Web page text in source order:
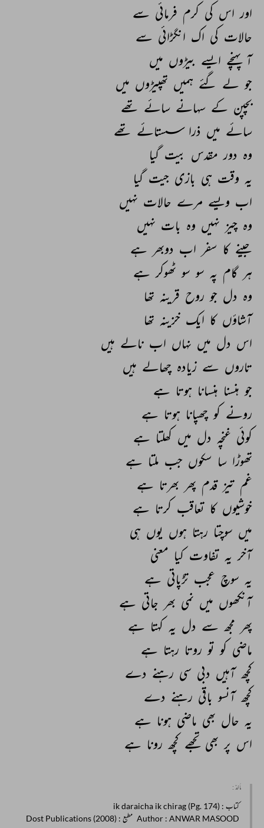
اور اس کی کرم فرمائی سے
حالات کی اک انگڑائی سے
آ پہنچے ایسے بیڑوں میں
جو لے گئے ہمیں تھپیڑوں میں
بچپن کے سہانے سائے تھے
سائے میں ذرا سستائے تھے
وہ دور مقدس بیت گیا
یہ وقت ہی بازی جیت گیا
اب ویسے مرے حالات نہیں
وہ چیز نہیں وہ بات نہیں
جینے کا سفر اب دوبھر ہے
ہر گام پہ سو سو ٹھوکر ہے
وہ دل جو روح قرینہ تھا
آشاؤں کا ایک خزینہ تھا
اس دل میں نہاں اب نالے ہیں
تاروں سے زیادہ چھالے ہیں
جو ہنسنا ہنسانا ہوتا ہے
رونے کو چھپانا ہوتا ہے
کوئی غنچہ دل میں کھلتا ہے
تھوڑا سا سکوں جب ملتا ہے
غم تیز قدم پھر بھرتا ہے
خوشیوں کا تعاقب کرتا ہے
میں سوچتا رہتا ہوں یوں ہی
آخر یہ تفاوت کیا معنی
یہ سوچ عجب تڑپاتی ہے
آنکھوں میں نمی بھر جاتی ہے
پھر مجھ سے دل یہ کہتا ہے
ماضی کو تو روتا رہتا ہے
کچھ آہیں دبی سی رہنے دے
کچھ آنسو باقی رہنے دے
یہ حال بھی ماضی ہونا ہے
اس پر بھی تجھے کچھ رونا ہے
مأخذ :
کتاب : ik daraicha ik chirag (Pg. 174)
Author : ANWAR MASOOD مطبع : Dost Publications (2008)